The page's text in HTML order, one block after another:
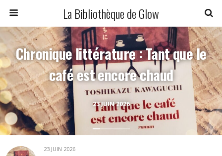
La Bibliothèque de Glow
23 JUIN 2026
Chronique littérature : Tant que le
café est encore chaud
23 JUIN 2026